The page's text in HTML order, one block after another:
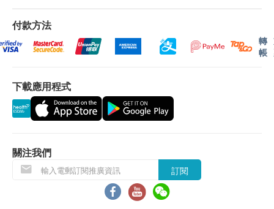
FRC 9B04 減氟濾
芯
送貨地區：
區、沒有升降機設備之收貨地點)。
不接受郵政信箱地址。
付款方法
轉
帳
下載應用程式
關注我們
訂閱